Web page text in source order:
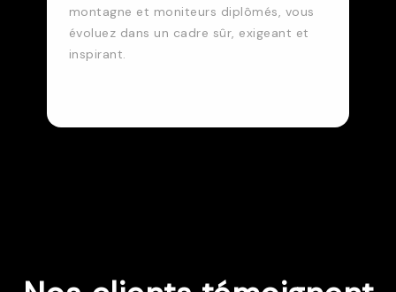
montagne et moniteurs diplômés, vous
évoluez dans un cadre sûr, exigeant et
inspirant.